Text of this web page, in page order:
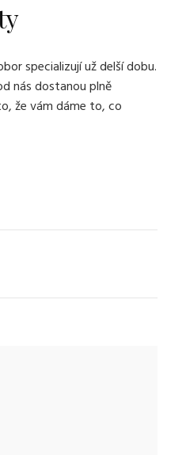
specializují už delší dobu.
nás dostanou plně
že vám dáme to, co